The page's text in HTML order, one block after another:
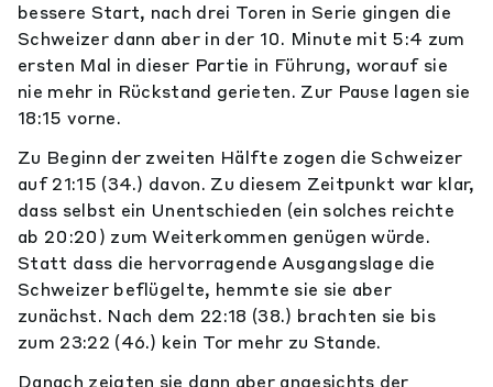
bessere Start, nach drei Toren in Serie gingen die
Schweizer dann aber in der 10. Minute mit 5:4 zum
ersten Mal in dieser Partie in Führung, worauf sie
nie mehr in Rückstand gerieten. Zur Pause lagen sie
18:15 vorne.
Zu Beginn der zweiten Hälfte zogen die Schweizer
auf 21:15 (34.) davon. Zu diesem Zeitpunkt war klar,
dass selbst ein Unentschieden (ein solches reichte
ab 20:20) zum Weiterkommen genügen würde.
Statt dass die hervorragende Ausgangslage die
Schweizer beflügelte, hemmte sie sie aber
zunächst. Nach dem 22:18 (38.) brachten sie bis
zum 23:22 (46.) kein Tor mehr zu Stande.
Danach zeigten sie dann aber angesichts der